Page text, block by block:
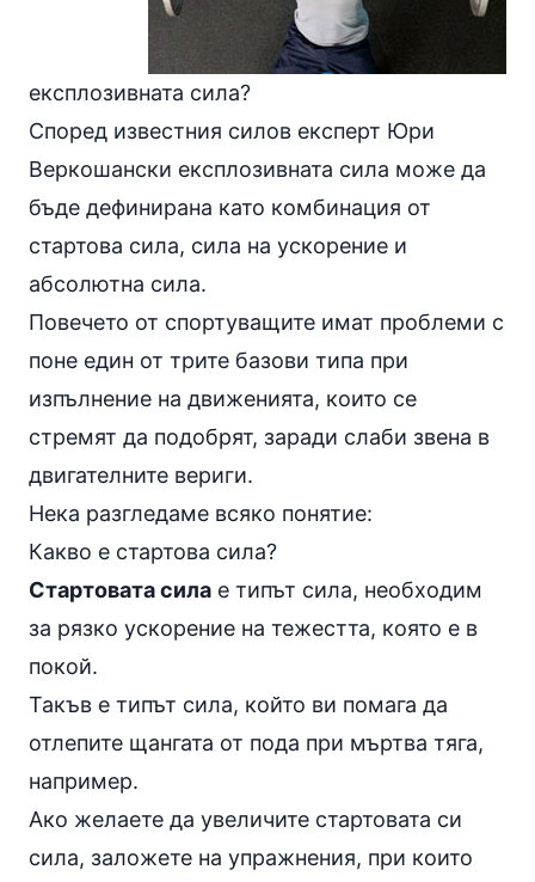
експлозивната сила?
Според известния силов експерт Юри
Веркошански експлозивната сила може да
бъде дефинирана като комбинация от
стартова сила, сила на ускорение и
абсолютна сила.
Повечето от спортуващите имат проблеми с
поне един от трите базови типа при
изпълнение на движенията, които се
стремят да подобрят, заради слаби звена в
двигателните вериги.
Нека разгледаме всяко понятие:
Какво е стартова сила?
Стартовата сила е типът сила, необходим
за рязко ускорение на тежестта, която е в
покой.
Такъв е типът сила, който ви помага да
отлепите щангата от пода при мъртва тяга,
например.
Ако желаете да увеличите стартовата си
сила, заложете на упражнения, при които